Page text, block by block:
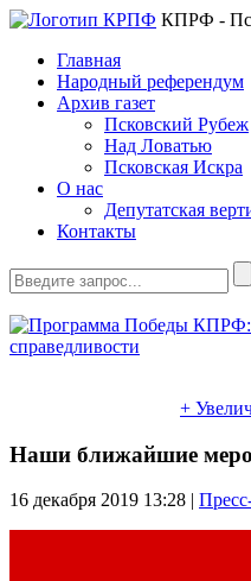
КПРФ -
Главная
Народный референдум
Архив газет
Псковский Рубеж
Над Ловатью
Псковская Искра
О нас
Депутатская
Контакты
+
Наши ближайшие
16 декабря 2019 13:28 |